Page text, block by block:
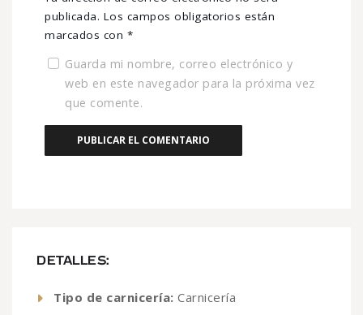
DETALLES:
Tipo de carnicería: Carnicería
publicada. Los campos obligatorios están
marcados con *
Guarda mi nombre, correo electrónico y
web en este navegador para la próxima vez
que comente.